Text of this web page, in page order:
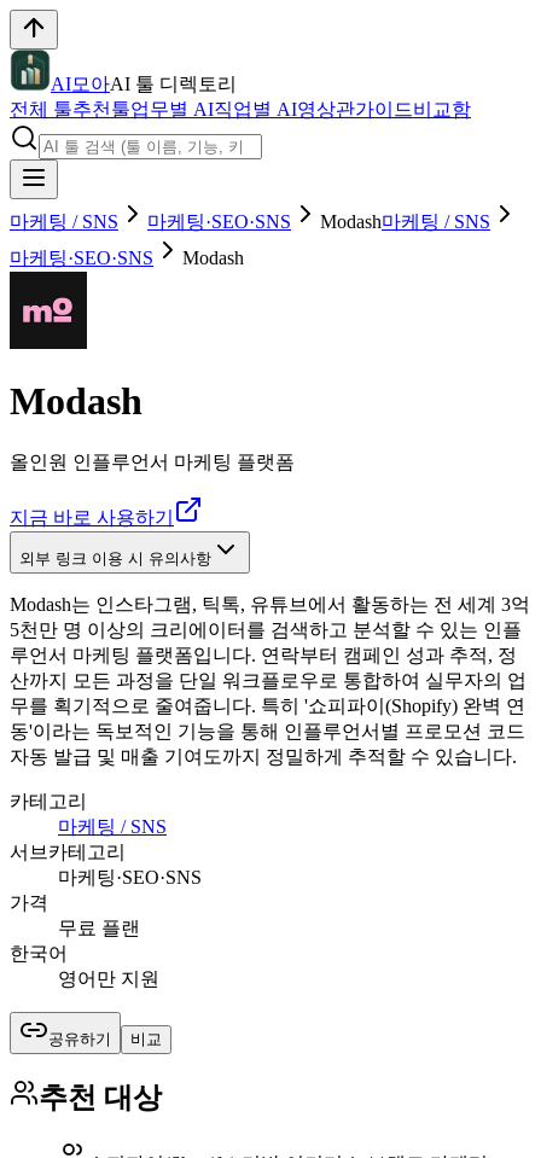
AI모아AI 툴 디렉토리
전체 툴추천툴업무별 AI직업별 AI영상관가이드비교함
마케팅 / SNS 마케팅·SEO·SNS Modash마케팅 / SNS
마케팅·SEO·SNS
Modash
Modash
올인원 인플루언서 마케팅 플랫폼
지금 바로 사용하기
외부 링크 이용 시 유의사항
Modash는 인스타그램, 틱톡, 유튜브에서 활동하는 전 세계 3억
5천만 명 이상의 크리에이터를 검색하고 분석할 수 있는 인플
루언서 마케팅 플랫폼입니다. 연락부터 캠페인 성과 추적, 정
산까지 모든 과정을 단일 워크플로우로 통합하여 실무자의 업
무를 획기적으로 줄여줍니다. 특히 '쇼피파이(Shopify) 완벽 연
동'이라는 독보적인 기능을 통해 인플루언서별 프로모션 코드
자동 발급 및 매출 기여도까지 정밀하게 추적할 수 있습니다.
카테고리
마케팅 / SNS
서브카테고리
마케팅·SEO·SNS
가격
무료 플랜
한국어
영어만 지원
공유하기 비교
추천 대상